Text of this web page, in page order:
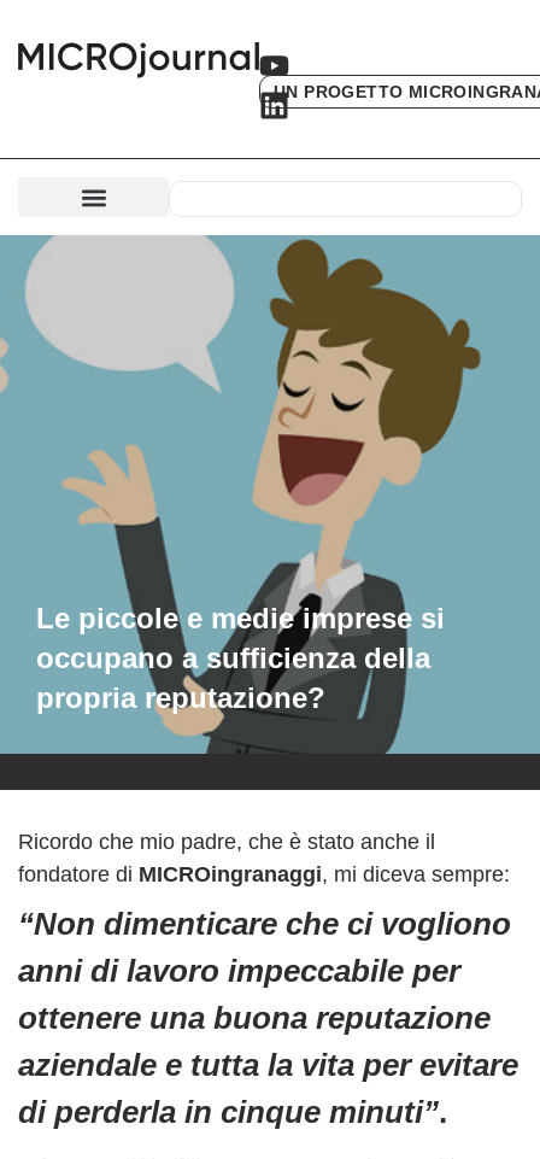
UN PROGETTO
Le piccole e medie imprese si
occupano a sufficienza della
propria reputazione?
Ricordo che mio padre, che è stato anche il
fondatore di MICROingranaggi, mi diceva sempre:
“Non dimenticare che ci vogliono
anni di lavoro impeccabile per
ottenere una buona reputazione
aziendale e tutta la vita per evitare
di perderla in cinque minuti”.